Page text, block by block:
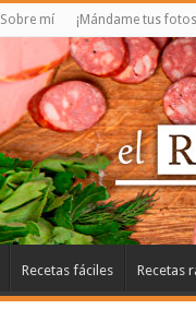
Sobre mí ¡Mándame tus
Recetas fáciles Recetas